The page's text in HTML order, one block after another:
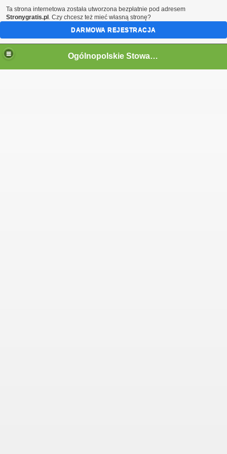
Ogólnopolskie Stowarzyszenie Internowanych i Represjonowanych
Ta strona internetowa została utworzona bezpłatnie pod adresem
Stronygratis.pl . Czy chcesz też mieć własną stronę?
DARMOWA REJESTRACJA